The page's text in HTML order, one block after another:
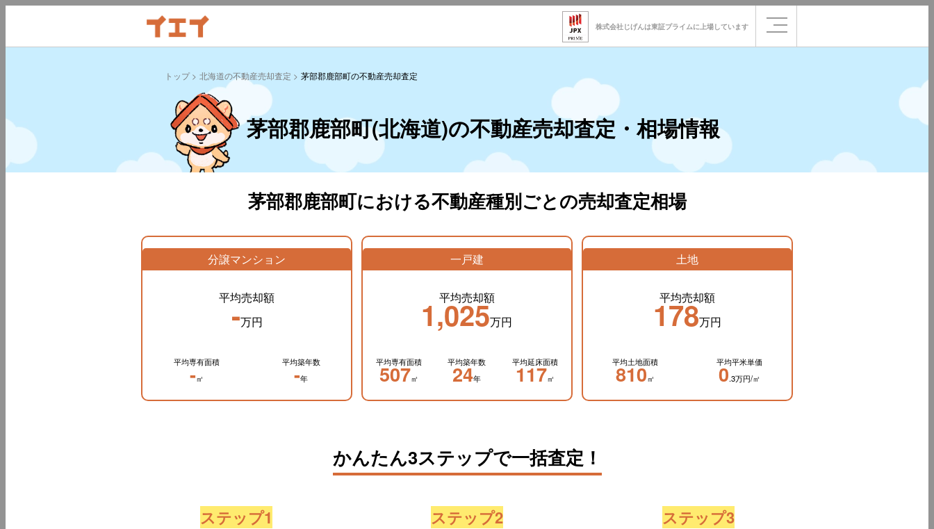
株式会社じげんは東証プライムに 上場しています
トップ 北海道の不動産売却査定 茅部郡鹿部町の不動産売却査定
茅部郡鹿部町(北海道)の不動産売却査定・相場情報
茅部郡鹿部町における不動産種別ごとの売却査定相場
分譲マンション
平均売却額
-万円
平均専有面積
-㎡
平均築年数
-年
一戸建
平均売却額
1,025万円
平均専有面積
507㎡
平均築年数
24年
平均延床面積
117㎡
土地
平均売却額
178万円
平均土地面積
810㎡
平均平米単価
0.3万円/㎡
かんたん3ステップで一括査定！
ステップ1 ステップ2 ステップ3